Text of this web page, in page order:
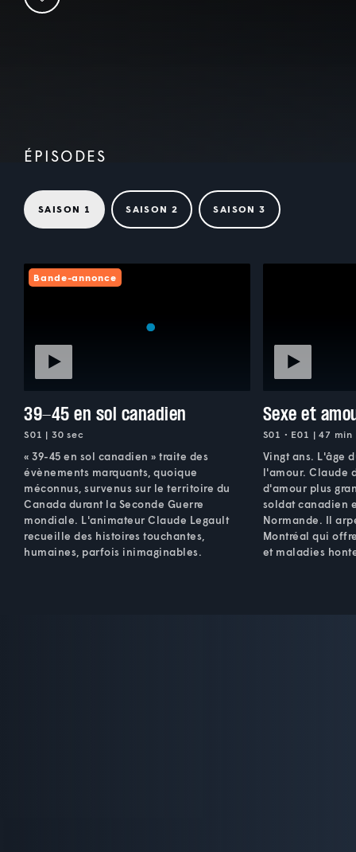
ÉPISODES
SAISON 1 SAISON 2 SAISON 3
Bande-annonce
39-45 en sol canadien
S01 | 30 sec
« 39-45 en sol canadien » traite des
évènements marquants, quoique
méconnus, survenus sur le territoire du
Canada durant la Seconde Guerre
mondiale. L'animateur Claude Legault
recueille des histoires touchantes,
humaines, parfois inimaginables.
Sexe et
S01 • E01 | 47 min
Vingt ans. L'âge
l'amour. Claude
d'amour plus
soldat canadien
Normande. Il
Montréal qui
et maladies